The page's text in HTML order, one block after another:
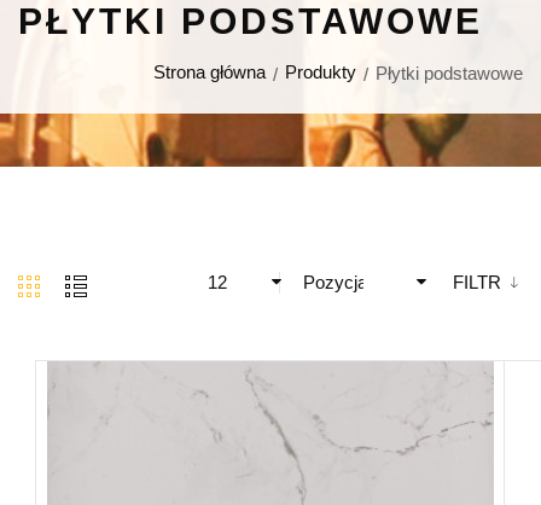
PŁYTKI PODSTAWOWE
Strona główna Produkty Płytki podstawowe
Pozycja FILTR
12